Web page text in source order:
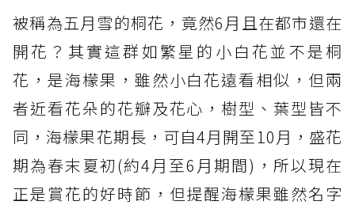
被稱為五月雪的桐花，竟然6月且在都市還在
開花？其實這群如繁星的小白花並不是桐
花，是海檬果，雖然小白花遠看相似，但兩
者近看花朵的花瓣及花心，樹型、葉型皆不
同，海檬果花期長，可自4月開至10月，盛花
期為春末夏初(約4月至6月期間)，所以現在
正是賞花的好時節，但提醒海檬果雖然名字